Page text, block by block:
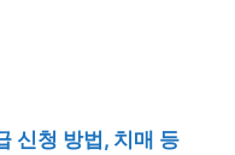
신청 방법, 치매 등